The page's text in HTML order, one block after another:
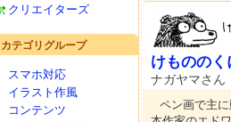
クリエイターズ
カテゴリグループ
スマホ対応
イラスト作風
コンテンツ
けもののく
ナガヤマさん
ペン画で主